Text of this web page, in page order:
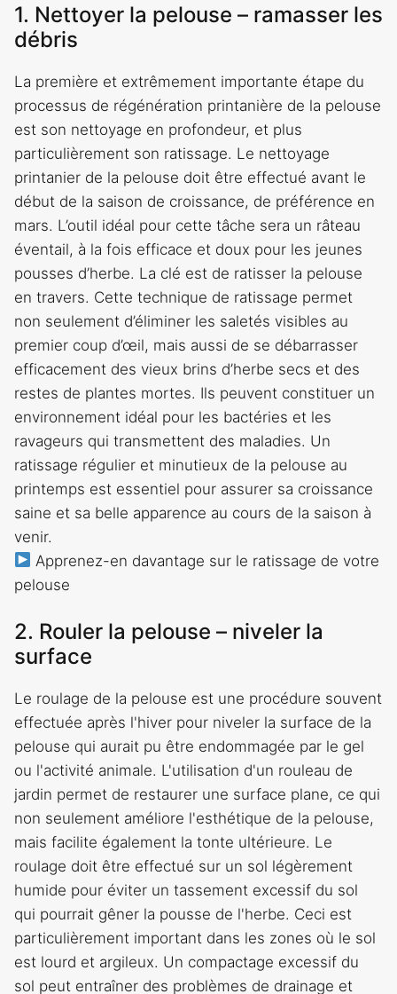
1. Nettoyer la pelouse – ramasser les
débris
La première et extrêmement importante étape du
processus de régénération printanière de la pelouse
est son nettoyage en profondeur, et plus
particulièrement son ratissage. Le nettoyage
printanier de la pelouse doit être effectué avant le
début de la saison de croissance, de préférence en
mars. L’outil idéal pour cette tâche sera un râteau
éventail, à la fois efficace et doux pour les jeunes
pousses d’herbe. La clé est de ratisser la pelouse
en travers. Cette technique de ratissage permet
non seulement d’éliminer les saletés visibles au
premier coup d’œil, mais aussi de se débarrasser
efficacement des vieux brins d’herbe secs et des
restes de plantes mortes. Ils peuvent constituer un
environnement idéal pour les bactéries et les
ravageurs qui transmettent des maladies. Un
ratissage régulier et minutieux de la pelouse au
printemps est essentiel pour assurer sa croissance
saine et sa belle apparence au cours de la saison à
venir.
Apprenez-en davantage sur le ratissage de votre
pelouse
2. Rouler la pelouse – niveler la
surface
Le roulage de la pelouse est une procédure souvent
effectuée après l'hiver pour niveler la surface de la
pelouse qui aurait pu être endommagée par le gel
ou l'activité animale. L'utilisation d'un rouleau de
jardin permet de restaurer une surface plane, ce qui
non seulement améliore l'esthétique de la pelouse,
mais facilite également la tonte ultérieure. Le
roulage doit être effectué sur un sol légèrement
humide pour éviter un tassement excessif du sol
qui pourrait gêner la pousse de l'herbe. Ceci est
particulièrement important dans les zones où le sol
est lourd et argileux. Un compactage excessif du
sol peut entraîner des problèmes de drainage et